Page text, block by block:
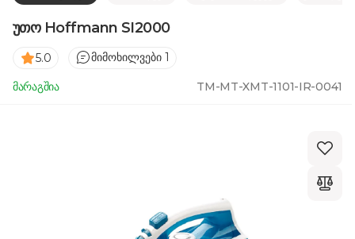
უთო Hoffmann SI2000
5.0 მიმოხილვები 1
მარაგშია TM-MT-XMT-1101-IR-0041